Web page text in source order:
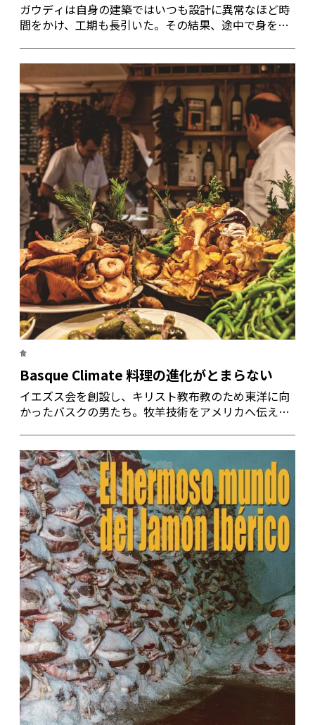
ガウディは自身の建築ではいつも設計に異常なほど時
間をかけ、工期も長引いた。その結果、途中で身を引
め、働く人たちを尊重して設計に時間をかけるガウ
ディの建築哲学こそ、21世紀が求めているものではな
かったか。
食
Basque Climate 料理の進化がとまらない
イエズス会を創設し、キリスト教布教のため東洋に向
かったバスクの男たち。牧羊技術をアメリカへ伝え、
新性に富んだ彼らは食の世界をも変えた。